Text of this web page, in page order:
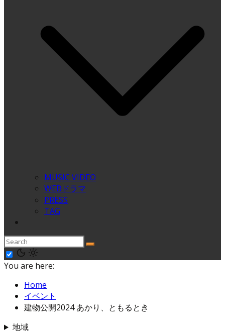
MUSIC VIDEO
WEBドラマ
PRESS
TAG
You are here:
Home
イベント
建物公開2024 あかり、ともるとき
地域